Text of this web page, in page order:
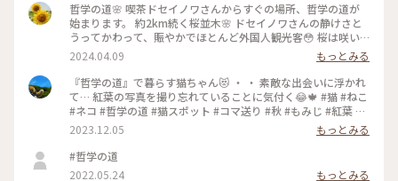
哲学の道🌸 喫茶ドセイノワさんからすぐの場所、哲学の道が
始まります。 約2km続く桜並木🌸 ドセイノワさんの静けさと
うってかわって、賑やかでほとんど外国人観光客😳 桜は咲い
ているのに異国を旅行しているような気分になります☺️ 途中
で霊鑑寺に寄りながら、気持ちのいいお散歩になりました🌸 #
哲学の道 #桜 #お花見 #京都 #春色さがし #電車旅
2024.04.09
もっとみる
『哲学の道』で暮らす猫ちゃん😻 ・ ・ 素敵な出会いに浮かれ
て… 紅葉の写真を撮り忘れていることに気付く😂🍁 #猫 #ねこ
#ネコ #哲学の道 #猫スポット #コマ送り #秋 #もみじ #紅葉 #
京都紅葉 #京都散策 #京都 #左京区 #岡崎エリア #kyoto #こと
りっぷ京都 #私のことりっぷ旅 #カフー
2023.12.05
もっとみる
#哲学の道
2022.05.24
もっとみる